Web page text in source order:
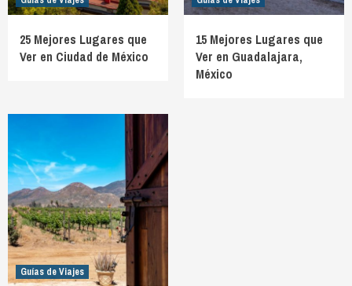
25 Mejores Lugares que
Ver en Ciudad de México
15 Mejores Lugares que
Ver en Guadalajara,
México
Guías de Viajes